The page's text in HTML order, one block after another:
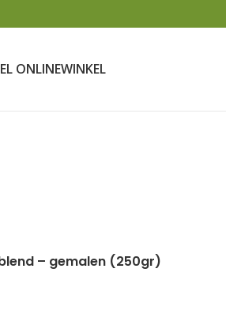
ONLINEWINKEL
– gemalen (250gr)